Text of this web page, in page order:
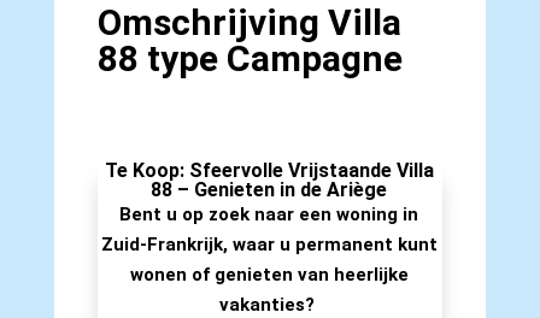
Omschrijving Villa
88 type Campagne
Te Koop: Sfeervolle Vrijstaande Villa
88 – Genieten in de Ariège
Bent u op zoek naar een woning in
Zuid-Frankrijk, waar u permanent kunt
wonen of genieten van heerlijke
vakanties?